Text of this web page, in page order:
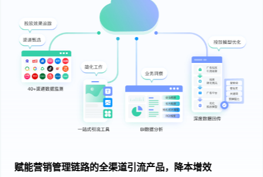
，降本增效 多场景适用高效获客的AI在线客